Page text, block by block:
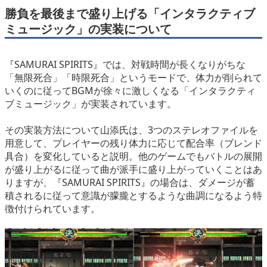
勝負を最後まで盛り上げる「インタラクティブ
ミュージック」の実装について
『SAMURAI SPIRITS』では、対戦時間が長くなりがちな
「無限死合」「時限死合」というモードで、体力が削られて
いくのに従ってBGMが徐々に激しくなる「インタラクティ
ブミュージック」が実装されています。
その実装方法について山添氏は、3つのステレオファイルを
用意して、プレイヤーの残り体力に応じて配合率（ブレンド
具合）を変化していると説明。他のゲームでもバトルの展開
が盛り上がるに従って曲が派手に盛り上がっていくことはあ
りますが、『SAMURAI SPIRITS』の場合は、ダメージが蓄
積されるに従って意識が朦朧とするような曲調になるよう特
徴付けられています。